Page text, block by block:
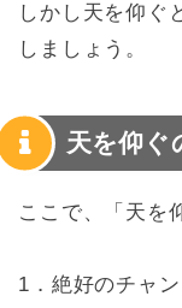
しかし天を仰ぐ
しましょう。
天を仰ぐ
ここで、「天を
1．絶好のチャ